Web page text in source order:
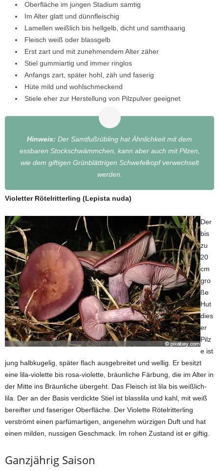
Oberfläche im jungen Stadium samtig
Im Alter glatt und dünnfleischig
Lamellen weißlich bis hellgelb, dicht und samthaarig
Fleisch weiß oder blassgelb
Erst zart und mit zunehmendem Alter zäher
Stiel gummiartig und immer ringlos
Anfangs zart, später hohl, zäh und faserig
Hüte mild und wohlschmeckend
Stiele eher zur Herstellung von Pilzpulver geeignet
Hinweis: Der Samtfußrübling hat Ähnlichkeit mit dem
essbaren Stockschwämmchen, kann aber auch mit Pilzen,
wie dem giftigen Grünblättrigen Schwefelkopf verwechselt
werden.
Violetter Rötelritterling (Lepista nuda)
Der
bis
zu
20
cm
gro
ße
Hut
dies
er
Pilz
e ist
jung halbkugelig, später flach ausgebreitet und wellig. Er besitzt
eine lila-violette bis rosa-violette, bräunliche Färbung, die im Alter in
der Mitte ins Bräunliche übergeht. Das Fleisch ist lila bis weißlich-
lila. Der an der Basis verdickte Stiel ist blasslila und kahl, mit weiß
bereifter und faseriger Oberfläche. Der Violette Rötelritterling
verströmt einen parfümartigen, angenehm würzigen Duft und hat
einen milden, nussigen Geschmack. Im rohen Zustand ist er giftig.
Ganzjährig Saison